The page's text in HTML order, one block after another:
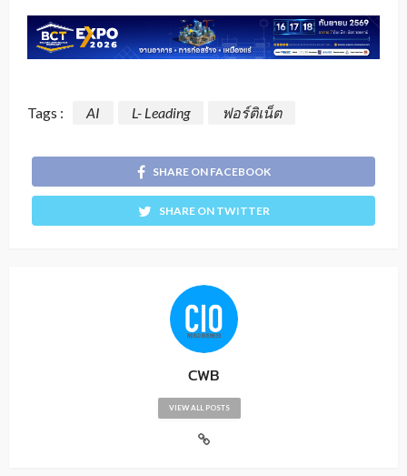
Tags : AI L- Leading ฟอร์ติเน็ต
SHARE ON FACEBOOK
SHARE ON TWITTER
CWB
VIEW ALL POSTS